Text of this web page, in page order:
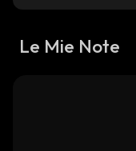
Le Mie Note